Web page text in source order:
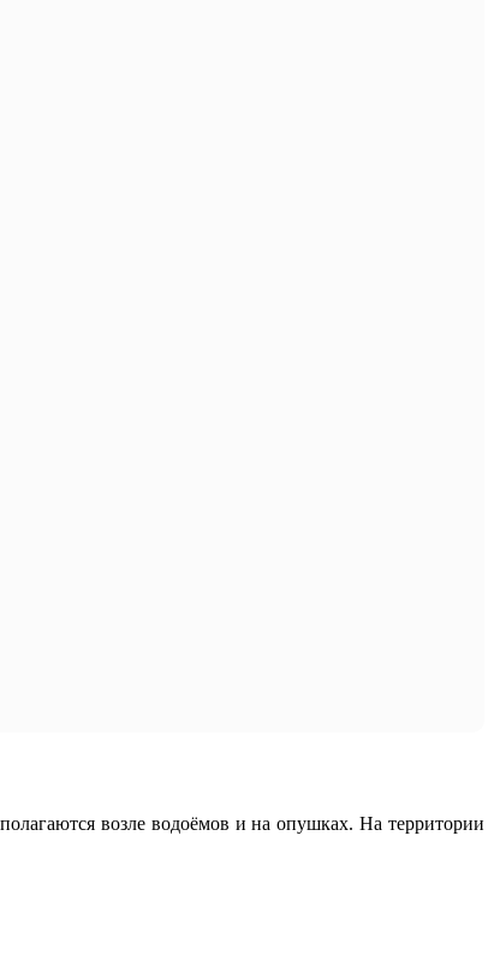
возле водоёмов и на опушках. На территории